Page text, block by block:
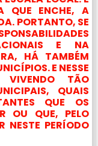
QUE ENCHE, A
PORTANTO, SE
E NA
HÁ TAMBÉM
E NESSE
TÃO
QUAIS
QUE OS
OU QUE, PELO
NESTE PERÍODO